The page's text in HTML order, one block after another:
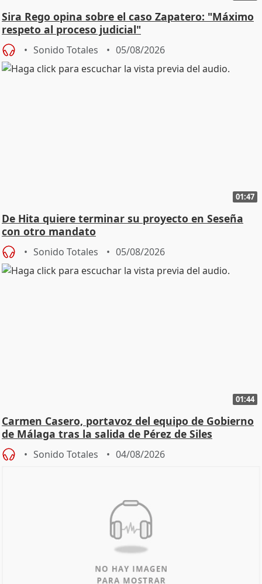
Sira Rego opina sobre el caso Zapatero: "Máximo
respeto al proceso judicial"
Sonido Totales 05/08/2026
01:47
De Hita quiere terminar su proyecto en Seseña
con otro mandato
Sonido Totales 05/08/2026
01:44
Carmen Casero, portavoz del equipo de Gobierno
de Málaga tras la salida de Pérez de Siles
Sonido Totales 04/08/2026